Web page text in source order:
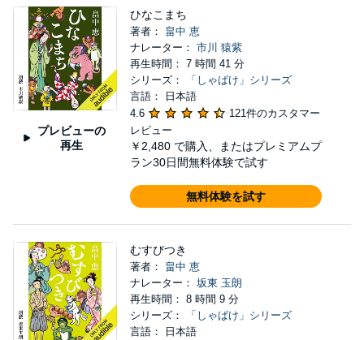
プレビューの
再生
ひなこまち
著者： 畠中 恵
ナレーター： 市川 猿紫
再生時間： 7 時間 41 分
シリーズ：
「しゃばけ」シリーズ
言語： 日本語
4.6
121件のカスタマー
レビュー
￥2,480 で購入、またはプレミアムプ
ラン30日間無料体験で試す
無料体験を試す
むすびつき
著者： 畠中 恵
ナレーター： 坂東 玉朗
再生時間： 8 時間 9 分
シリーズ：
「しゃばけ」シリーズ
言語： 日本語